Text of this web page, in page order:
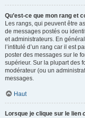
Qu’est-ce que mon rang et
Les rangs, qui peuvent être
de messages postés ou
et administrateurs. En
l’intitulé d’un rang car il est
poster des messages sur le
supérieur. Sur la plupart des
modérateur (ou un
messages.
Haut
Lorsque je clique sur le lien